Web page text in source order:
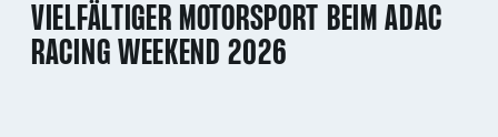
VIELFÄLTIGER MOTORSPORT BEIM ADAC
RACING WEEKEND 2026